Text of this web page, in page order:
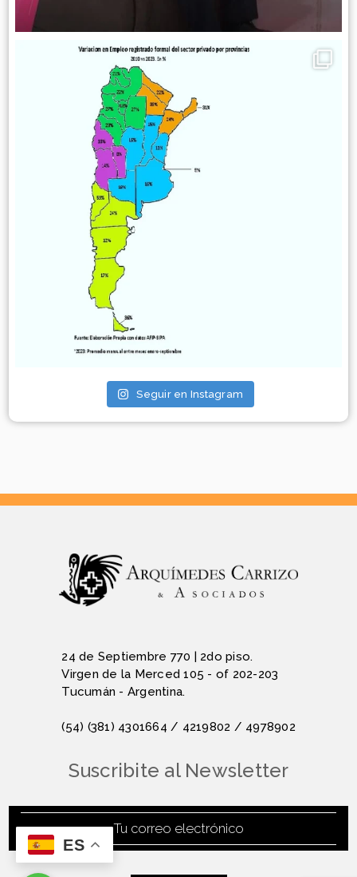
Seguir en Instagram
24 de Septiembre 770 | 2do piso.
Virgen de la Merced 105 - of 202-203
Tucumán - Argentina.
(54) (381) 4301664 / 4219802 / 4978902
Suscribite al Newsletter
ES